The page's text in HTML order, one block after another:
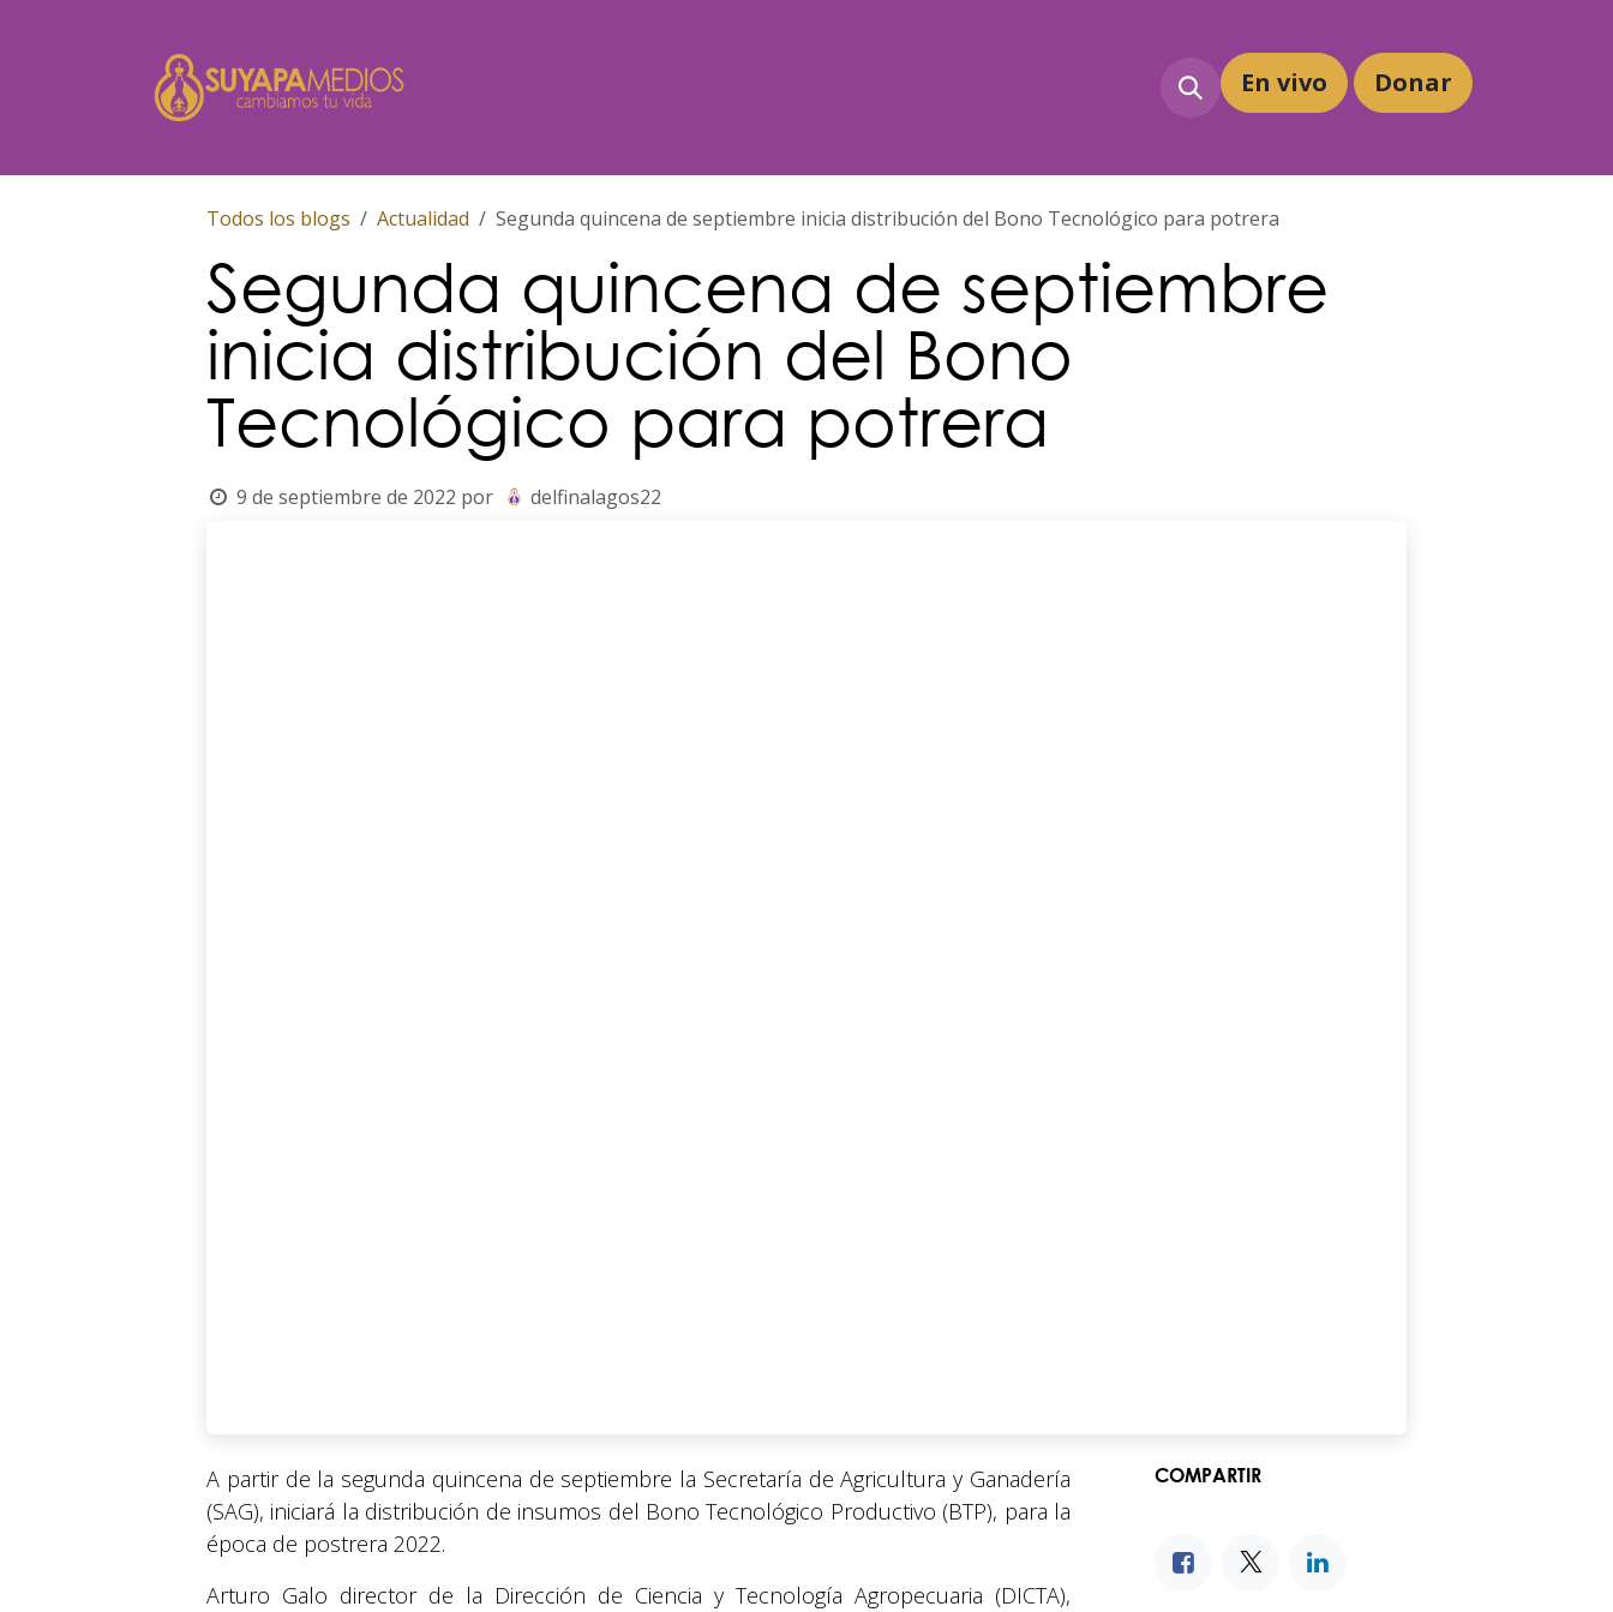
En vivo Donar
Todos los blogs Actualidad Segunda quincena de septiembre inicia distribución del Bono Tecnológico para potrera
Segunda quincena de septiembre
inicia distribución del Bono
Tecnológico para potrera
9 de septiembre de 2022 por delfinalagos22
A partir de la segunda quincena de septiembre la Secretaría de Agricultura y Ganadería
(SAG), iniciará la distribución de insumos del Bono Tecnológico Productivo (BTP), para la
época de postrera 2022.
Arturo Galo director de la Dirección de Ciencia y Tecnología Agropecuaria (DICTA),
COMPARTIR